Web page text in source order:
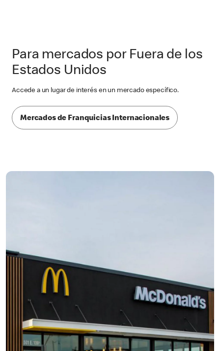
Para mercados por Fuera de los
Estados Unidos
Accede a un lugar de interés en un mercado específico.
Mercados de Franquicias Internacionales